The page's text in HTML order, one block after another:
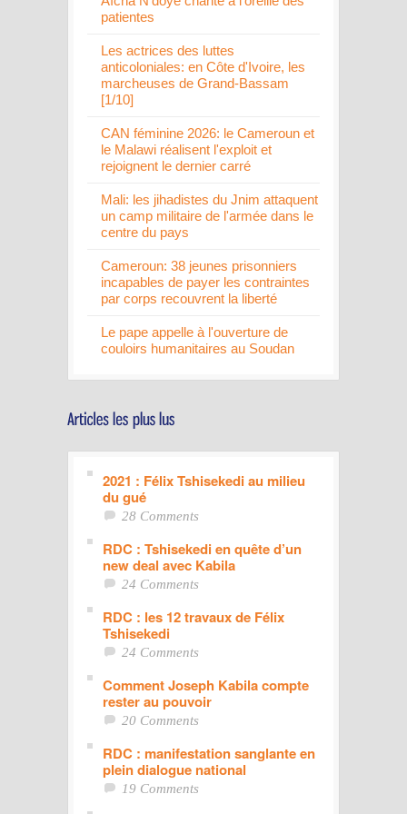
patientes
Les actrices des luttes
anticoloniales: en Côte d'Ivoire, les
marcheuses de Grand-Bassam
[1/10]
CAN féminine 2026: le Cameroun et
le Malawi réalisent l'exploit et
rejoignent le dernier carré
Mali: les jihadistes du Jnim attaquent
un camp militaire de l'armée dans le
centre du pays
Cameroun: 38 jeunes prisonniers
incapables de payer les contraintes
par corps recouvrent la liberté
Le pape appelle à l'ouverture de
couloirs humanitaires au Soudan
2021 : Félix Tshisekedi au milieu
du gué
28 Comments
RDC : Tshisekedi en quête d’un
new deal avec Kabila
24 Comments
RDC : les 12 travaux de Félix
Tshisekedi
24 Comments
Comment Joseph Kabila compte
rester au pouvoir
20 Comments
RDC : manifestation sanglante en
plein dialogue national
19 Comments